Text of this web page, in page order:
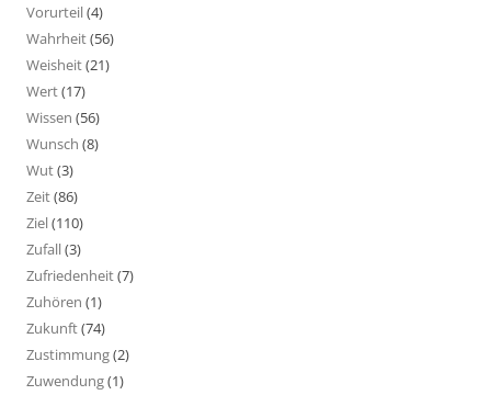
Vorurteil(4)
Wahrheit(56)
Weisheit(21)
Wert(17)
Wissen (56)
Wunsch (8)
Wut(3)
Zeit(86)
Ziel(110)
Zufall(3)
Zufriedenheit(7)
Zuhören (1)
Zukunft(74)
Zustimmung(2)
Zuwendung(1)